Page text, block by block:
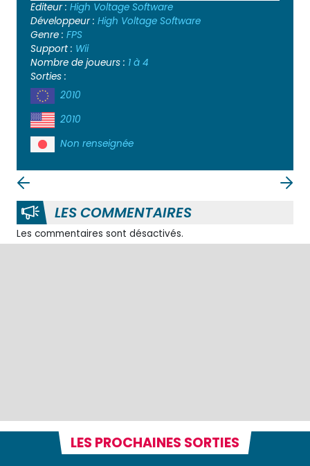
Editeur : High Voltage Software
Développeur : High Voltage Software
Genre : FPS
Support : Wii
Nombre de joueurs : 1 à 4
Sorties :
2010
2010
Non renseignée
LES COMMENTAIRES
Les commentaires sont désactivés.
LES PROCHAINES SORTIES